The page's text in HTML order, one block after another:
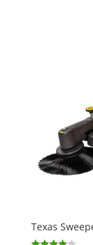
Texas